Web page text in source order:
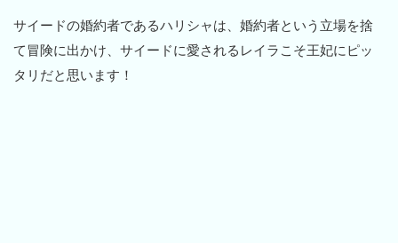
サイードの婚約者であるハリシャは、婚約者という立場を捨
て冒険に出かけ、サイードに愛されるレイラこそ王妃にピッ
タリだと思います！